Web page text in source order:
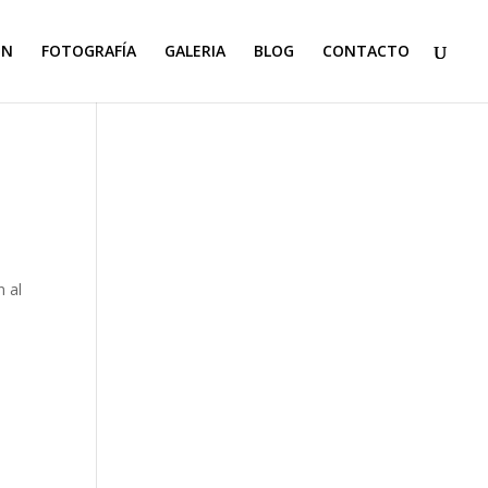
FOTOGRAFÍA GALERIA BLOG CONTACTO
al